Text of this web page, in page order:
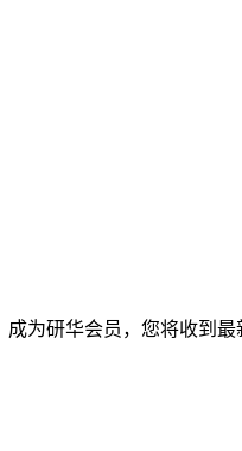
成为研华会员，您将收到